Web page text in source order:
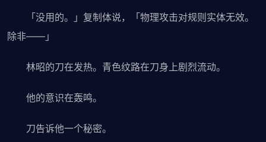
「没用的。」复制体说，「物理攻击对规则实体无效。
除非——」
林昭的刀在发热。青色纹路在刀身上剧烈流动。
他的意识在轰鸣。
刀告诉他一个秘密。